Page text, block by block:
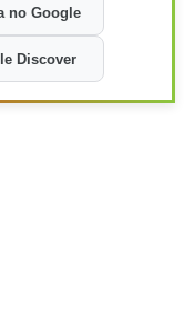
no Google
Discover